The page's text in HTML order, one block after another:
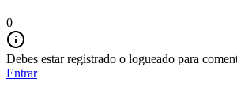
0
Debes estar registrado o logueado para
Entrar